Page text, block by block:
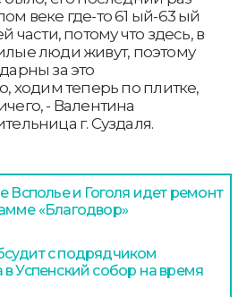
веке где-то 61 ый-63 ый
части, потому что здесь, в
люди живут, поэтому
за это
ходим теперь по плитке,
- Валентина
г. Суздаля.
Всполье и Гоголя идет ремонт
«Благодвор»
с подрядчиком
Успенский собор на время